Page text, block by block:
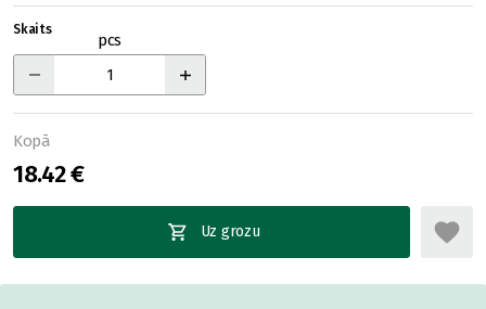
Skaits
pcs
Kopā
18.42 €
Uz grozu